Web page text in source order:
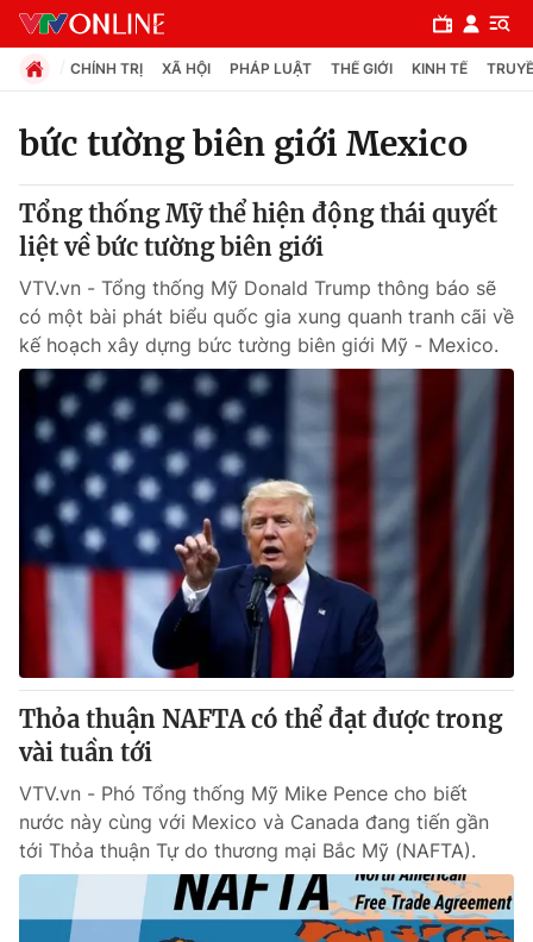
Chuyên mục
Chính trị
Xã hội
Pháp luật
Y tế
Thế giới
Tin tức
Câu chuyện quốc tế
Kinh tế
Thị trường
Góc doanh nghiệp
Dữ liệu và đời sống
Truyền hình
Hậu trường
Nhân vật
Khán giả
Giải trí
Điện ảnh
Âm nhạc
Đời sống
Du lịch
Giáo dục
CHÍNH TRỊ XÃ HỘI PHÁP LUẬT THẾ GIỚI KINH TẾ
bức tường biên giới Mexico
Tổng thống Mỹ thể hiện động thái quyết
liệt về bức tường biên giới
VTV.vn - Tổng thống Mỹ Donald Trump thông báo sẽ
có một bài phát biểu quốc gia xung quanh tranh cãi về
kế hoạch xây dựng bức tường biên giới Mỹ - Mexico.
Thỏa thuận NAFTA có thể đạt được trong
vài tuần tới
VTV.vn - Phó Tổng thống Mỹ Mike Pence cho biết
nước này cùng với Mexico và Canada đang tiến gần
tới Thỏa thuận Tự do thương mại Bắc Mỹ (NAFTA).